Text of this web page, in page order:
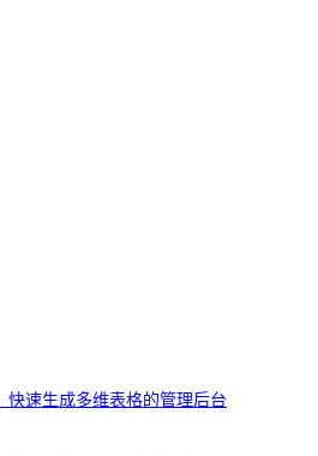
速生成多维表格的管理后台